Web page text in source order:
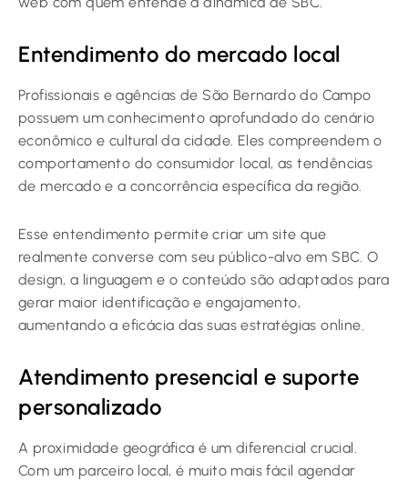
Entendimento do mercado local
Profissionais e agências de São Bernardo do Campo
possuem um conhecimento aprofundado do cenário
econômico e cultural da cidade. Eles compreendem o
comportamento do consumidor local, as tendências
de mercado e a concorrência específica da região.
Esse entendimento permite criar um site que
realmente converse com seu público-alvo em SBC. O
design, a linguagem e o conteúdo são adaptados para
gerar maior identificação e engajamento,
aumentando a eficácia das suas estratégias online.
Atendimento presencial e suporte
personalizado
A proximidade geográfica é um diferencial crucial.
Com um parceiro local, é muito mais fácil agendar